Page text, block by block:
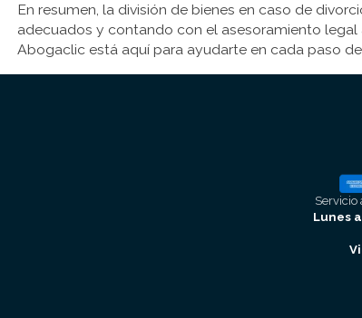
En resumen, la división de bienes en caso de
adecuados y contando con el asesoramiento
Abogaclic está aquí para ayudarte en cada paso
Servicio
Lunes